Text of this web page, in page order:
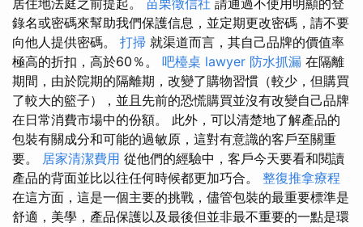
居住地法庭之前提起。 苗栗徵信社 請通過不使用明顯的登
錄名或密碼來幫助我們保護信息，並定期更改密碼，請不要
向他人提供密碼。 打掃 就渠道而言，其自己品牌的價值率
極高的折扣，高於60％。 吧檯桌 lawyer 防水抓漏 在隔離
期間，由於院期的隔離期，改變了購物習慣（較少，但購買
了較大的籃子），並且先前的恐慌購買並沒有改變自己品牌
在日常消費市場中的份額。 此外，可以清楚地了解產品的
包裝有關成分和可能的過敏原，這對有意識的客戶至關重
要。 居家清潔費用 從他們的經驗中，客戶今天要看和閱讀
產品的背面並比以往任何時候都更加巧合。 整復推拿療程
在這方面，這是一個主要的挑戰，儘管包裝的最重要標準是
舒適，美學，產品保護以及最後但並非最不重要的一點是環